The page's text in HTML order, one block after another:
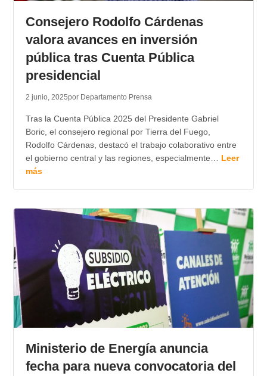
Consejero Rodolfo Cárdenas
valora avances en inversión
pública tras Cuenta Pública
presidencial
2 junio, 2025por Departamento Prensa
Tras la Cuenta Pública 2025 del Presidente Gabriel
Boric, el consejero regional por Tierra del Fuego,
Rodolfo Cárdenas, destacó el trabajo colaborativo entre
el gobierno central y las regiones, especialmente… Leer
más
Ministerio de Energía anuncia
fecha para nueva convocatoria del